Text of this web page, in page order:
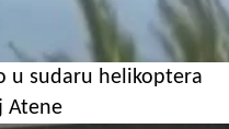
u sudaru helikoptera
Atene